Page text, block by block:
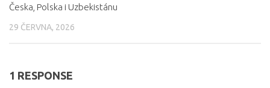
Česka, Polska i Uzbekistánu
29 ČERVNA, 2026
1 RESPONSE